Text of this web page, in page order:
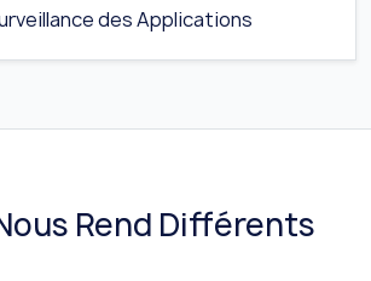
des Applications
Rend Différents